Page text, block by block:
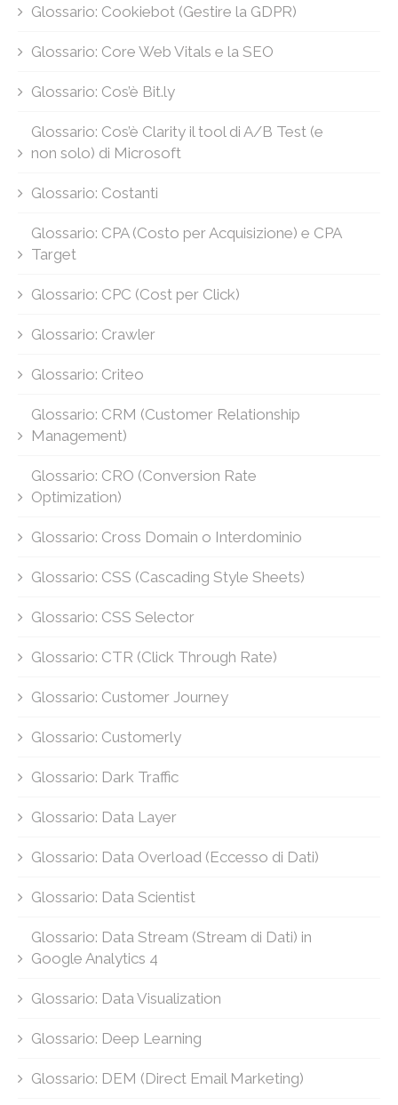
Glossario: Cookiebot (Gestire la GDPR)
Glossario: Core Web Vitals e la SEO
Glossario: Cos’è Bit.ly
Glossario: Cos’è Clarity il tool di A/B Test (e
non solo) di Microsoft
Glossario: Costanti
Glossario: CPA (Costo per Acquisizione) e CPA
Target
Glossario: CPC (Cost per Click)
Glossario: Crawler
Glossario: Criteo
Glossario: CRM (Customer Relationship
Management)
Glossario: CRO (Conversion Rate
Optimization)
Glossario: Cross Domain o Interdominio
Glossario: CSS (Cascading Style Sheets)
Glossario: CSS Selector
Glossario: CTR (Click Through Rate)
Glossario: Customer Journey
Glossario: Customerly
Glossario: Dark Traffic
Glossario: Data Layer
Glossario: Data Overload (Eccesso di Dati)
Glossario: Data Scientist
Glossario: Data Stream (Stream di Dati) in
Google Analytics 4
Glossario: Data Visualization
Glossario: Deep Learning
Glossario: DEM (Direct Email Marketing)